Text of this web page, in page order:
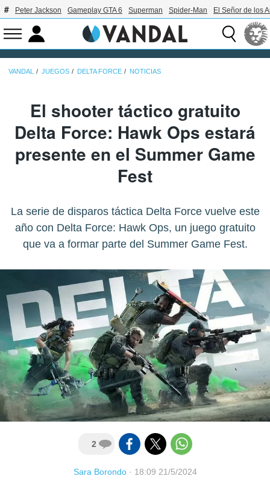
Peter Jackson Gameplay GTA 6 Superman Spider-Man El Señor de los
VANDAL JUEGOS DELTA FORCE NOTICIAS
El shooter táctico gratuito
Delta Force: Hawk Ops estará
presente en el Summer Game
Fest
La serie de disparos táctica Delta Force vuelve este
año con Delta Force: Hawk Ops, un juego gratuito
que va a formar parte del Summer Game Fest.
2
Sara Borondo· 18:09 21/5/2024